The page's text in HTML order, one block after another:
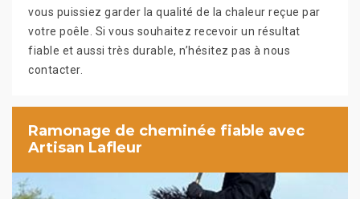
vous puissiez garder la qualité de la chaleur reçue par
votre poêle. Si vous souhaitez recevoir un résultat
fiable et aussi très durable, n’hésitez pas à nous
contacter.
Ramonage de cheminée fiable avec
Artisan Lafleur